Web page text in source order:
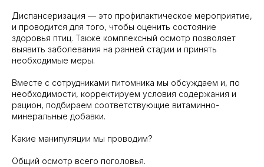
Диспансеризация — это профилактическое мероприятие,
и проводится для того, чтобы оценить состояние
здоровья птиц. Также комплексный осмотр позволяет
выявить заболевания на ранней стадии и принять
необходимые меры.
Вместе с сотрудниками питомника мы обсуждаем и, по
необходимости, корректируем условия содержания и
рацион, подбираем соответствующие витаминно-
минеральные добавки.
Какие манипуляции мы проводим?
Общий осмотр всего поголовья. ️